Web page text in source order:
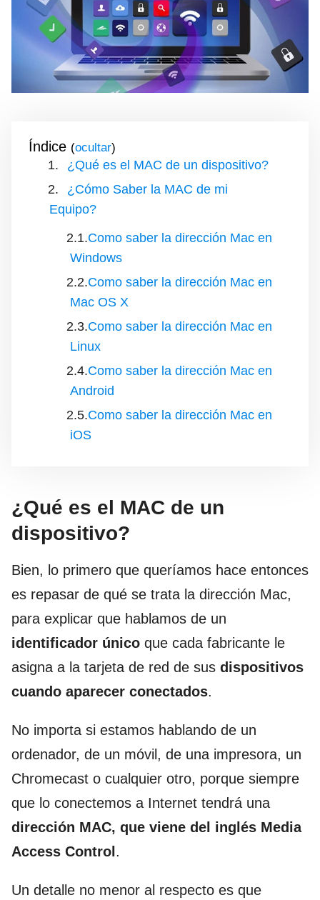
Índice ( )
¿Qué es el MAC de un dispositivo?
¿Cómo Saber la MAC de mi
Equipo?
Como saber la dirección Mac en
Windows
Como saber la dirección Mac en
Mac OS X
Como saber la dirección Mac en
Linux
Como saber la dirección Mac en
Android
Como saber la dirección Mac en
iOS
¿Qué es el MAC de un
dispositivo?
Bien, lo primero que queríamos hace entonces
es repasar de qué se trata la dirección Mac,
para explicar que hablamos de un
identificador único que cada fabricante le
asigna a la tarjeta de red de sus dispositivos
cuando aparecer conectados.
No importa si estamos hablando de un
ordenador, de un móvil, de una impresora, un
Chromecast o cualquier otro, porque siempre
que lo conectemos a Internet tendrá una
dirección MAC, que viene del inglés Media
Access Control .
Un detalle no menor al respecto es que